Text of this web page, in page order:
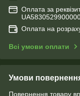
Оплата за
Оплата на
Всі умови оплати
Умови
Повернення товару